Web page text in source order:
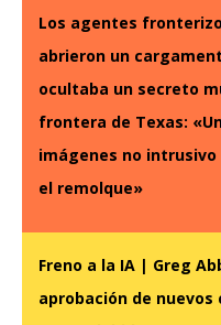
Los agentes
abrieron un
ocultaba un secreto
frontera de Texas:
imágenes no
el remolque»
Freno a la IA | Greg
aprobación de